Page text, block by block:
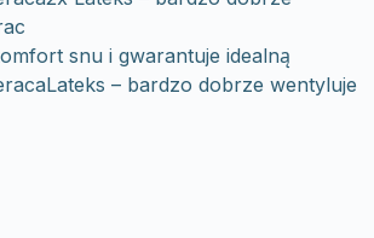
snu i gwarantuje idealną
– bardzo dobrze wentyluje